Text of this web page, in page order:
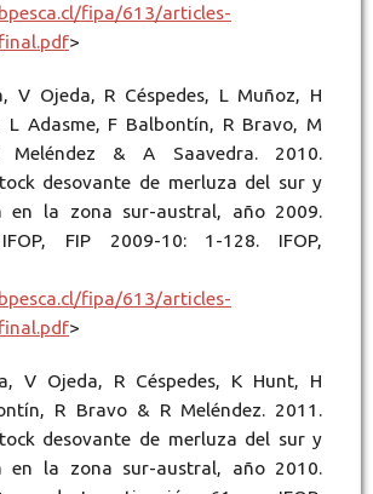
fipa/613/articles-
>
V Ojeda, R Céspedes, L Muñoz, H
L Adasme, F Balbontín, R Bravo, M
& A Saavedra. 2010.
desovante de merluza del sur y
en la zona sur-austral, año 2009.
FIP 2009-10: 1-128. IFOP,
fipa/613/articles-
>
V Ojeda, R Céspedes, K Hunt, H
R Bravo & R Meléndez. 2011.
desovante de merluza del sur y
en la zona sur-austral, año 2010.